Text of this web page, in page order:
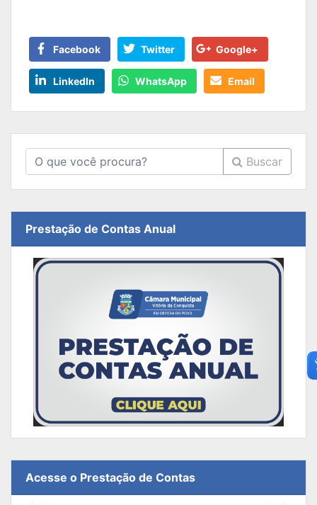
Facebook Twitter Google+
LinkedIn WhatsApp Email
Buscar
Prestação de Contas Anual
Acesse o Prestação de Contas